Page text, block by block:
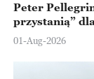
Peter
przystanią”
Europejskiej
01-Aug-2026